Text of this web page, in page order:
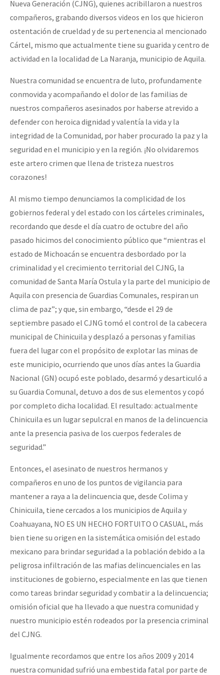
COVID-19
Eventos
Nueva Generación (CJNG), quienes acribillaron a nuestros
compañeros, grabando diversos videos en los que hicieron
ostentación de crueldad y de su pertenencia al mencionado
Cártel, mismo que actualmente tiene su guarida y centro de
actividad en la localidad de La Naranja, municipio de Aquila.
Nuestra comunidad se encuentra de luto, profundamente
conmovida y acompañando el dolor de las familias de
nuestros compañeros asesinados por haberse atrevido a
defender con heroica dignidad y valentía la vida y la
integridad de la Comunidad, por haber procurado la paz y la
seguridad en el municipio y en la región. ¡No olvidaremos
este artero crimen que llena de tristeza nuestros
corazones!
Al mismo tiempo denunciamos la complicidad de los
gobiernos federal y del estado con los cárteles criminales,
recordando que desde el día cuatro de octubre del año
pasado hicimos del conocimiento público que “mientras el
estado de Michoacán se encuentra desbordado por la
criminalidad y el crecimiento territorial del CJNG, la
comunidad de Santa María Ostula y la parte del municipio de
Aquila con presencia de Guardias Comunales, respiran un
clima de paz”; y que, sin embargo, “desde el 29 de
septiembre pasado el CJNG tomó el control de la cabecera
municipal de Chinicuila y desplazó a personas y familias
fuera del lugar con el propósito de explotar las minas de
este municipio, ocurriendo que unos días antes la Guardia
Nacional (GN) ocupó este poblado, desarmó y desarticuló a
su Guardia Comunal, detuvo a dos de sus elementos y copó
por completo dicha localidad. El resultado: actualmente
Chinicuila es un lugar sepulcral en manos de la delincuencia
ante la presencia pasiva de los cuerpos federales de
seguridad.”
Entonces, el asesinato de nuestros hermanos y
compañeros en uno de los puntos de vigilancia para
mantener a raya a la delincuencia que, desde Colima y
Chinicuila, tiene cercados a los municipios de Aquila y
Coahuayana, NO ES UN HECHO FORTUITO O CASUAL, más
bien tiene su origen en la sistemática omisión del estado
mexicano para brindar seguridad a la población debido a la
peligrosa infiltración de las mafias delincuenciales en las
instituciones de gobierno, especialmente en las que tienen
como tareas brindar seguridad y combatir a la delincuencia;
omisión oficial que ha llevado a que nuestra comunidad y
nuestro municipio estén rodeados por la presencia criminal
del CJNG.
Igualmente recordamos que entre los años 2009 y 2014
nuestra comunidad sufrió una embestida fatal por parte de